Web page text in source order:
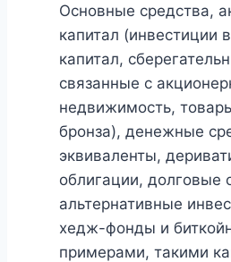
Основные средства,
капитал (инвестиции
капитал,
связанные с
недвижимость,
бронза), денежные
эквиваленты,
облигации, долговые
альтернативные
хедж-фонды и
примерами, такими